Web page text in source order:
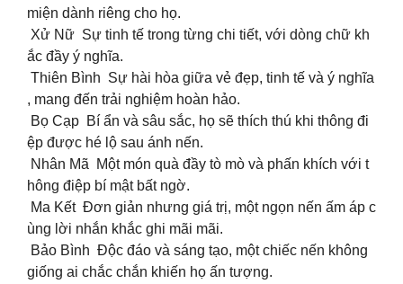
miện dành riêng cho họ.
Xử Nữ Sự tinh tế trong từng chi tiết, với dòng chữ kh
ắc đầy ý nghĩa.
Thiên Bình Sự hài hòa giữa vẻ đẹp, tinh tế và ý nghĩa
, mang đến trải nghiệm hoàn hảo.
Bọ Cạp Bí ẩn và sâu sắc, họ sẽ thích thú khi thông đi
ệp được hé lộ sau ánh nến.
Nhân Mã Một món quà đầy tò mò và phấn khích với t
hông điệp bí mật bất ngờ.
Ma Kết Đơn giản nhưng giá trị, một ngọn nến ấm áp c
ùng lời nhắn khắc ghi mãi mãi.
Bảo Bình Độc đáo và sáng tạo, một chiếc nến không
giống ai chắc chắn khiến họ ấn tượng.